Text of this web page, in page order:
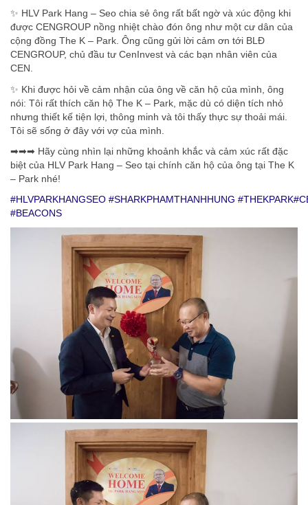
✨ HLV Park Hang – Seo chia sẻ ông rất bất ngờ và xúc động khi
được CENGROUP nồng nhiệt chào đón ông như một cư dân của
cộng đồng The K – Park. Ông cũng gửi lời cảm ơn tới BLĐ
CENGROUP, chủ đầu tư CenInvest và các bạn nhân viên của
CEN.
✨ Khi được hỏi về cảm nhận của ông về căn hộ của mình, ông
nói: Tôi rất thích căn hộ The K – Park, mặc dù có diện tích nhỏ
nhưng thiết kế tiện lợi, thông minh và tôi thấy thực sự thoải mái.
Tôi sẽ sống ở đây với vợ của mình.
➡➡➡ Hãy cùng nhìn lại những khoảnh khắc và cảm xúc rất đặc
biệt của HLV Park Hang – Seo tại chính căn hộ của ông tại The K
– Park nhé!
#HLVPARKHANGSEO #SHARKPHAMTHANHHUNG #THEKPARK#
#BEACONS